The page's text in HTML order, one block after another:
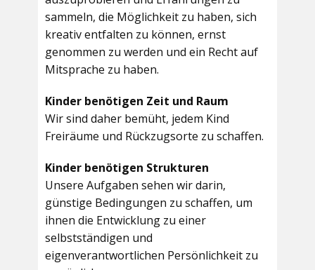
sammeln, die Möglichkeit zu haben, sich
kreativ entfalten zu können, ernst
genommen zu werden und ein Recht auf
Mitsprache zu haben.
Kinder benötigen Zeit und Raum
Wir sind daher bemüht, jedem Kind
Freiräume und Rückzugsorte zu schaffen.
Kinder benötigen Strukturen
Unsere Aufgaben sehen wir darin,
günstige Bedingungen zu schaffen, um
ihnen die Entwicklung zu einer
selbstständigen und
eigenverantwortlichen Persönlichkeit zu